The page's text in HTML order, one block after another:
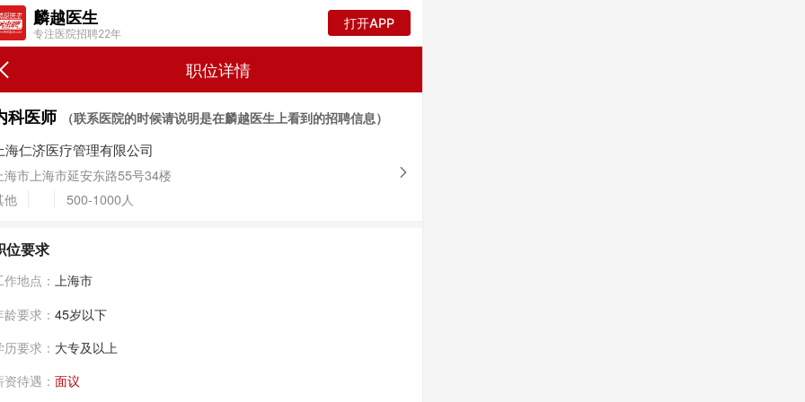
麟越医生
专注医院招聘22年
打开APP
职位详情
科医师 （联系医院的时候请说明是在麟越医生上看到的招聘信息）
海仁济医疗管理有限公司
海市上海市延安东路55号34楼
他
500-1000人
位要求
作地点： 上海市
龄要求： 45岁以下
历要求： 大专及以上
资待遇： 面议